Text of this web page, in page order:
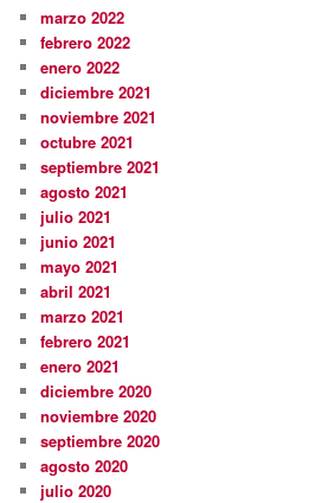
marzo 2022
febrero 2022
enero 2022
diciembre 2021
noviembre 2021
octubre 2021
septiembre 2021
agosto 2021
julio 2021
junio 2021
mayo 2021
abril 2021
marzo 2021
febrero 2021
enero 2021
diciembre 2020
noviembre 2020
septiembre 2020
agosto 2020
julio 2020